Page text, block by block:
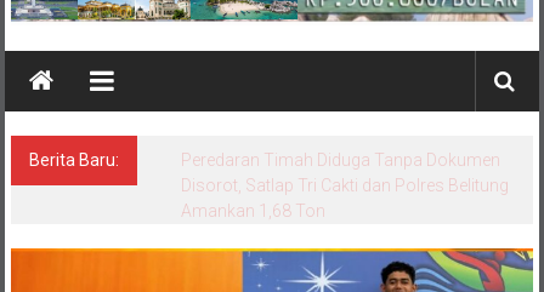
Berita Baru:
Jaga Ekosistem Laut, Kodim 0431/Bangka
Barat dan POSSI Lakukan Transplantasi
Terumbu Karang di Pantai Rambat